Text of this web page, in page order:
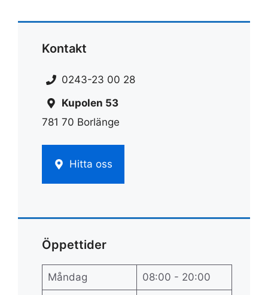
Kontakt
0243-23 00 28
Kupolen 53
781 70 Borlänge
Hitta oss
Öppettider
Måndag 08:00 - 20:00